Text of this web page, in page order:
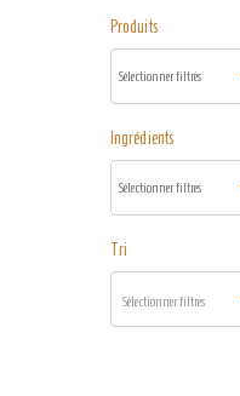
Produits
Ingrédients
Tri
Sélectionner filtres